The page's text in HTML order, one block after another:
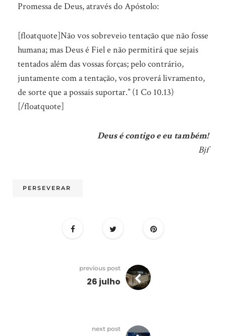
Promessa de Deus, através do Apóstolo:
[floatquote]Não vos sobreveio tentação que não fosse
humana; mas Deus é Fiel e não permitirá que sejais
tentados além das vossas forças; pelo contrário,
juntamente com a tentação, vos proverá livramento,
de sorte que a possais suportar.” (1 Co 10.13)
[/floatquote]
Deus é contigo e eu também!
Bjf
PERSEVERAR
previous post
26 julho
next post